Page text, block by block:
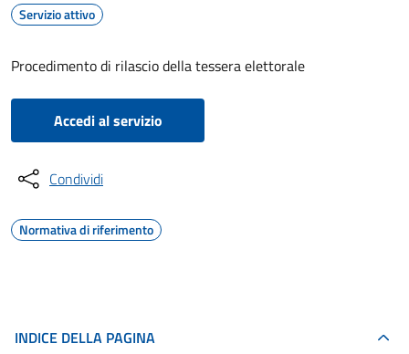
Servizio attivo
Procedimento di rilascio della tessera elettorale
Accedi al servizio
Condividi
Normativa di riferimento
INDICE DELLA PAGINA